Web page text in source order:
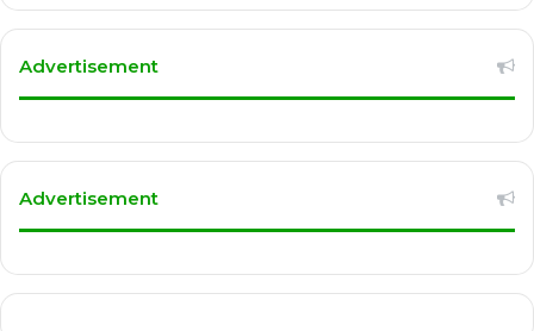
Advertisement
Advertisement